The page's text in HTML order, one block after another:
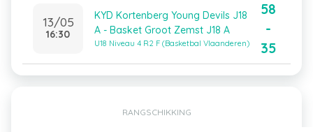
13/05
16:30
KYD Kortenberg Young Devils J18
A - Basket Groot Zemst J18 A
U18 Niveau 4 R2 F (Basketbal Vlaanderen)
58
-
35
RANGSCHIKKING